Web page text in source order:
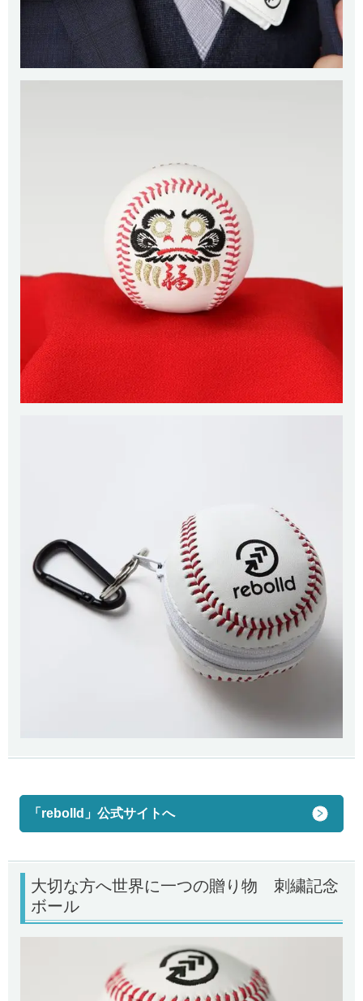
「rebolld」公式サイトへ
大切な方へ世界に一つの贈り物 刺繍記念
ボール